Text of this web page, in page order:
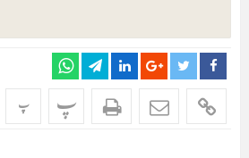
پ پ